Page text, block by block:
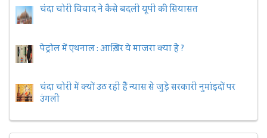
चंदा चोरी विवाद ने कैसे बदली यूपी की सियासत
पेट्रोल में एथनाल : आख़िर ये माजरा क्या है ?
चंदा चोरी में क्यों उठ रही हैैं न्यास से जुड़े सरकारी नुमांइदों पर
उंगली